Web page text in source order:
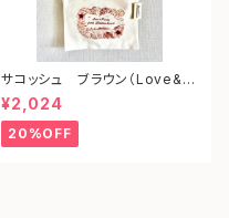
サコッシュ ブラウン（Love&p
eace from shonan)
¥2,024
20%OFF